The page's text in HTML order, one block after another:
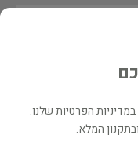
הפרטיות שלנו.
המלא.